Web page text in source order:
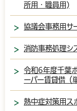
所用・職員用)
協議会事務用サ
消防事務処理シ
令和6年度千葉
ーバー賃貸借（
熱中症対策用ス